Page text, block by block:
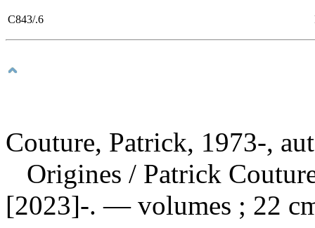
C843/.6
Couture, Patrick, 1973-,
Origines / Patrick
[2023]-. — volumes ; 22